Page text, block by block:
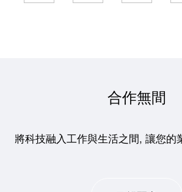
合作無間
將科技融入工作與生活之間, 讓您的